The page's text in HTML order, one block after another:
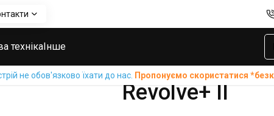
технікаІнше
не обов'язково їхати до нас. Пропонуємо скористатися
II Ремонт/Заміна роз’ємів (aux і т.д) колонок Bose
Ремонт/
т.д) колонок
Revolve+ II